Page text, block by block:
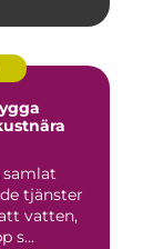
tjänster
vatten,
s...